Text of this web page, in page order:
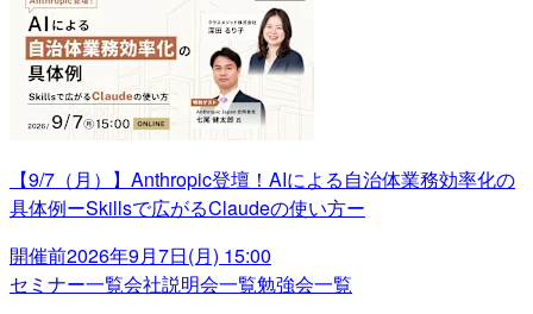
【9/7（月）】Anthropic登壇！AIによる自治体業務効率化の
具体例ーSkillsで広がるClaudeの使い方ー
開催前2026年9月7日(月) 15:00
セミナー一覧会社説明会一覧勉強会一覧